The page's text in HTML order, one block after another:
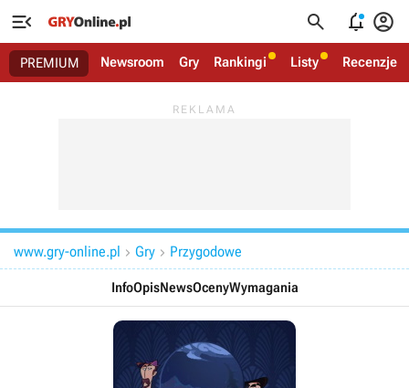
   
PREMIUM Newsroom Gry Rankingi Listy Recenzje
www.gry-online.pl  Gry  Przygodowe
InfoOpisNewsOcenyWymagania